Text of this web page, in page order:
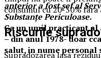
anterior a fost șef al
Substanțe Periculoase.
Ca un umil practicant
– din anul 1978- doar
salut, in nume
consumul cu 20-30%
Riscurile
Supradozarea lasa